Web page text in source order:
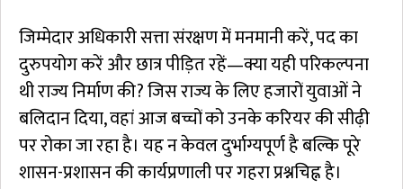
जिम्मेदार अधिकारी सत्ता संरक्षण में मनमानी करें, पद का
दुरुपयोग करें और छात्र पीड़ित रहें—क्या यही परिकल्पना
थी राज्य निर्माण की? जिस राज्य के लिए हजारों युवाओं ने
बलिदान दिया, वहां आज बच्चों को उनके करियर की सीढ़ी
पर रोका जा रहा है। यह न केवल दुर्भाग्यपूर्ण है बल्कि पूरे
शासन-प्रशासन की कार्यप्रणाली पर गहरा प्रश्नचिह्न है।